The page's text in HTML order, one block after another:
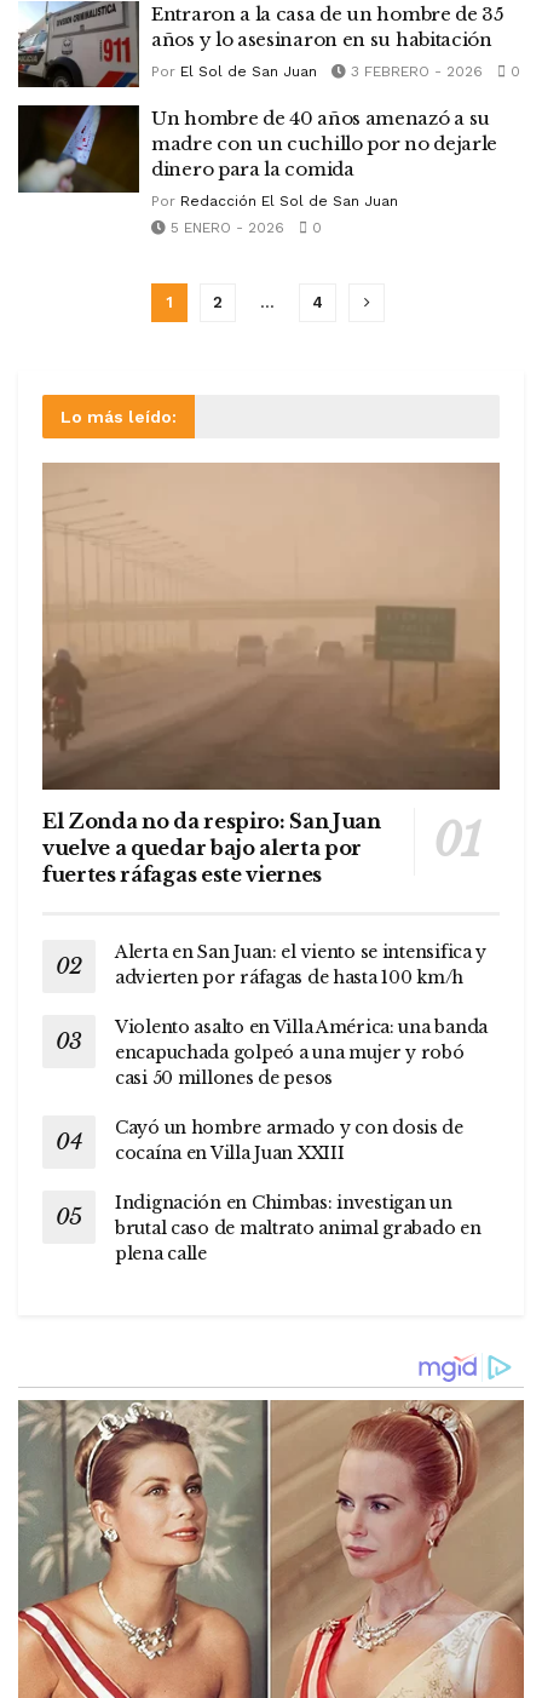
Entraron a la casa de un hombre de 35
años y lo asesinaron en su habitación
Por El Sol de San Juan 3 FEBRERO - 2026 0
Un hombre de 40 años amenazó a su
madre con un cuchillo por no dejarle
dinero para la comida
Por Redacción El Sol de San Juan
5 ENERO - 2026
0
1 2 … 4
Lo más leído:
El Zonda no da respiro: San Juan
vuelve a quedar bajo alerta por
fuertes ráfagas este viernes
Alerta en San Juan: el viento se intensifica y
advierten por ráfagas de hasta 100 km/h
Violento asalto en Villa América: una banda
encapuchada golpeó a una mujer y robó
casi 50 millones de pesos
Cayó un hombre armado y con dosis de
cocaína en Villa Juan XXIII
Indignación en Chimbas: investigan un
brutal caso de maltrato animal grabado en
plena calle